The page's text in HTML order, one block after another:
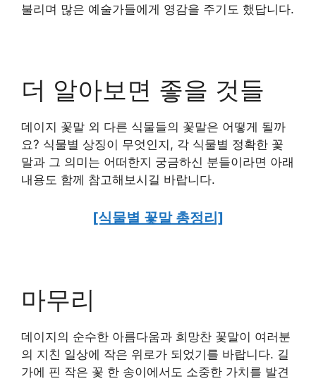
불리며 많은 예술가들에게 영감을 주기도 했답니다.
더 알아보면 좋을 것들
데이지 꽃말 외 다른 식물들의 꽃말은 어떻게 될까
요? 식물별 상징이 무엇인지, 각 식물별 정확한 꽃
말과 그 의미는 어떠한지 궁금하신 분들이라면 아래
내용도 함께 참고해보시길 바랍니다.
[식물별 꽃말 총정리]
마무리
데이지의 순수한 아름다움과 희망찬 꽃말이 여러분
의 지친 일상에 작은 위로가 되었기를 바랍니다. 길
가에 핀 작은 꽃 한 송이에서도 소중한 가치를 발견